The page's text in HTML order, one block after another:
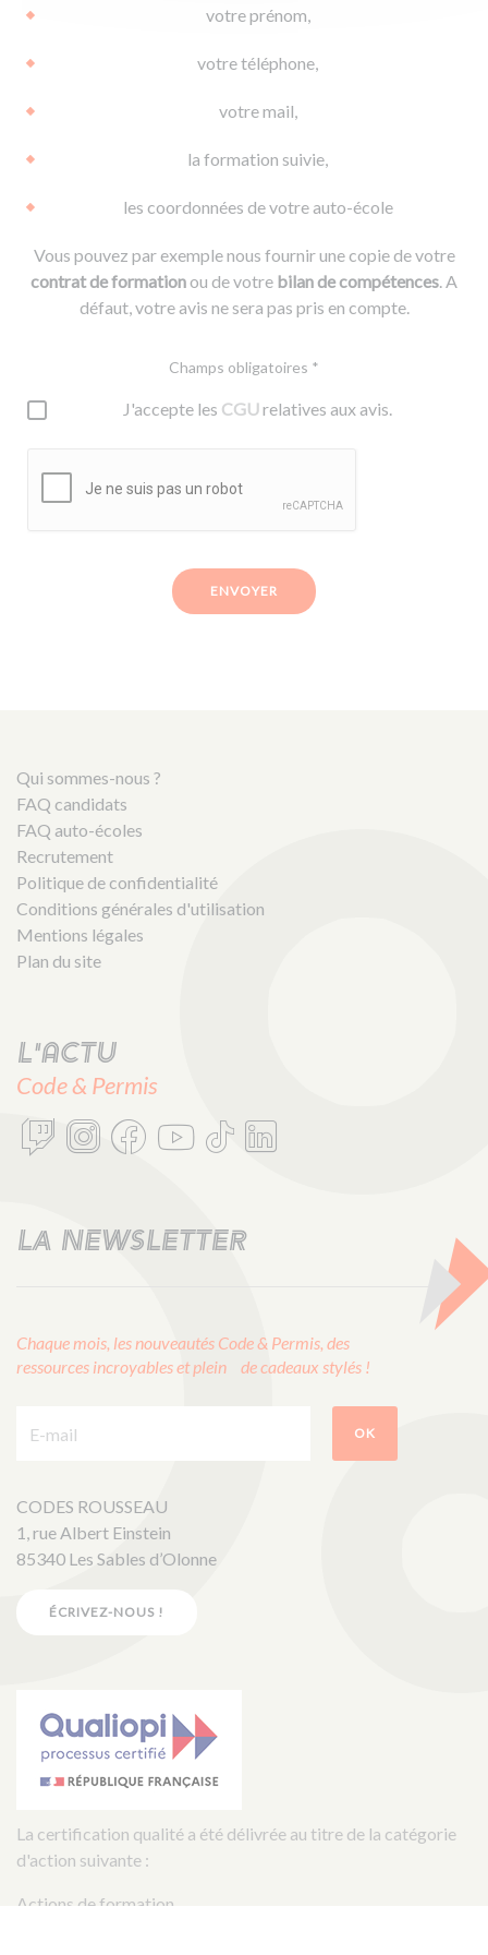
votre prénom,
votre téléphone,
votre mail,
la formation suivie,
les coordonnées de votre auto-école
Vous pouvez par exemple nous fournir une copie de votre
contrat de formationou de votre bilan de compétences. A
défaut, votre avis ne sera pas pris en compte.
Champs obligatoires *
J'accepte les CGUrelatives aux avis.
ENVOYER
Qui sommes-nous ?
FAQ candidats
FAQ auto-écoles
Recrutement
Politique de confidentialité
Conditions générales d'utilisation
Mentions légales
Plan du site
L'actu
Code & Permis
LA NEWSLETTER
Chaque mois, les nouveautés Code & Permis, des
ressources incroyables et plein de cadeaux stylés !
OK
CODES ROUSSEAU
1, rue Albert Einstein
85340 Les Sables d’Olonne
ÉCRIVEZ-NOUS !
La certification qualité a été délivrée au titre de la catégorie
d'action suivante :
Actions de formation